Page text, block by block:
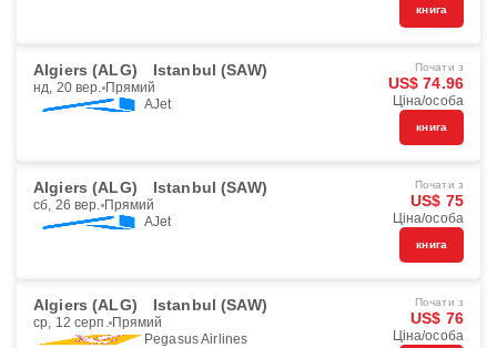
книга
Algiers (ALG) Istanbul (SAW)
нд, 20 вер. Прямий
AJet
Почати з
US$ 74.96
Ціна/особа
книга
Algiers (ALG) Istanbul (SAW)
сб, 26 вер. Прямий
AJet
Почати з
US$ 75
Ціна/особа
книга
Algiers (ALG) Istanbul (SAW)
ср, 12 серп. Прямий
Pegasus Airlines
Почати з
US$ 76
Ціна/особа